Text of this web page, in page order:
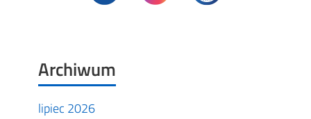
Archiwum
lipiec 2026